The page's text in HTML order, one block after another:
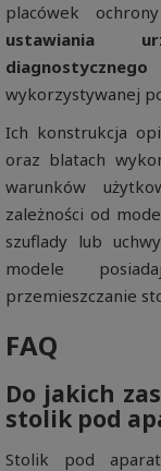
placówek
ustawiania
wykorzystywanej
Ich konstrukcja
oraz blatach
warunków
zależności od
szuflady lub
modele
przemieszczanie
FAQ
Do jakich
stolik pod
Stolik pod